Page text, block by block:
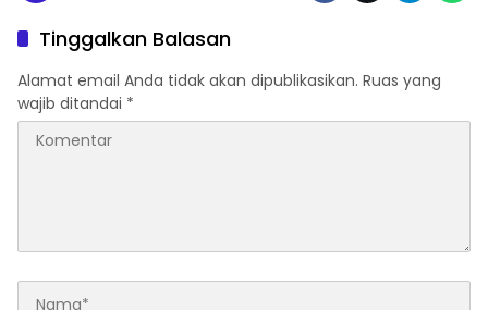
Tinggalkan Balasan
Alamat email Anda tidak akan dipublikasikan. Ruas yang
wajib ditandai *